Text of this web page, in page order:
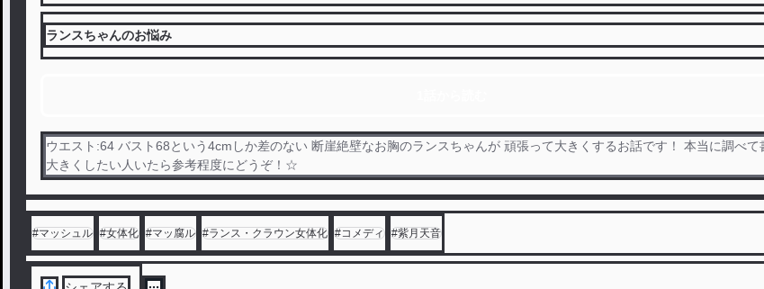
ランスちゃんのお悩み
ウエスト:64 バスト68という4cmしか差のない 断崖絶壁なお胸のランスちゃんが 頑張って大きくするお話です！ 本当に調べて
大きくしたい人いたら参考程度にどうぞ！☆
#マッシュル #女体化 #マッ腐ル #ランス・クラウン女体化 #コメディ #紫月天音